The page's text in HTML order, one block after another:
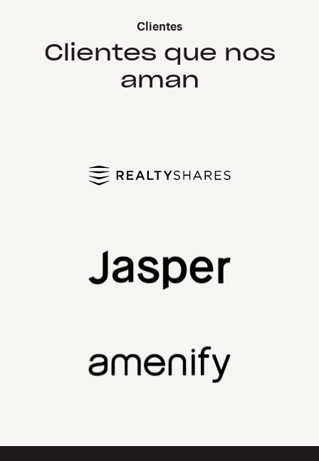
Clientes
Clientes que nos
aman